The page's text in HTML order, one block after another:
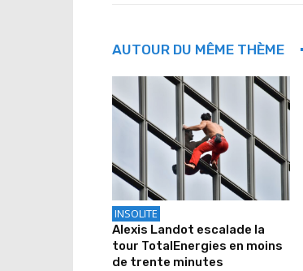
AUTOUR DU MÊME THÈME
INSOLITE
Alexis Landot escalade la
tour TotalEnergies en moins
de trente minutes